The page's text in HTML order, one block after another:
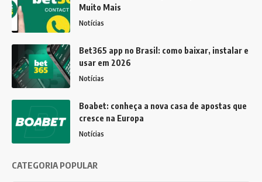
Muito Mais
Notícias
Bet365 app no Brasil: como baixar, instalar e
usar em 2026
Notícias
Boabet: conheça a nova casa de apostas que
cresce na Europa
Notícias
CATEGORIA POPULAR